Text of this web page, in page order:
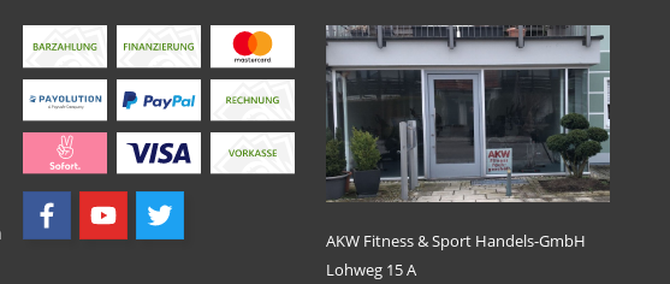
AKW Fitness & Sport Handels-GmbH
Lohweg 15 A